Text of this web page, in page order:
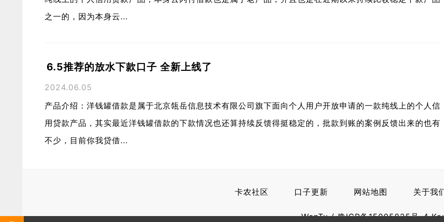
之一的，因为本身云...
6.5推荐的放水下款口子 全新上线了
2024.06.05
产品介绍：洋钱罐借款是属于北京瓴岳信息技术有限公司旗下面向个人用户开放申请的一款纯线上的个人信
用贷款产品，其实最近洋钱罐借款的下款情况也还算持续反馈得挺稳定的，批款到账的案例反馈出来的也有
不少，目前你我贷借...
关于我
网站地图
口子更新
卡农社区
WenTu/豫ICP备15005825号-4